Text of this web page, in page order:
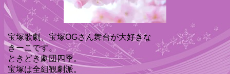
宝塚歌劇、宝塚OGさん舞台が大好きな
きーこです。
ときどき劇団四季。
宝塚は全組観劇派。